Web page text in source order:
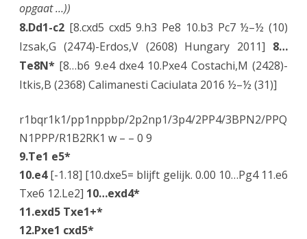
opgaat …))
8.Dd1-c2 [8.cxd5 cxd5 9.h3 Pe8 10.b3 Pc7 ½–½ (10)
Izsak,G (2474)-Erdos,V (2608) Hungary 2011] 8…
Te8N* [8…b6 9.e4 dxe4 10.Pxe4 Costachi,M (2428)-
Itkis,B (2368) Calimanesti Caciulata 2016 ½–½ (31)]
r1bqr1k1/pp1nppbp/2p2np1/3p4/2PP4/3BPN2/PPQ
N1PPP/R1B2RK1 w – – 0 9
9.Te1 e5*
10.e4[-1.18] [10.dxe5= blijft gelijk. 0.00 10…Pg4 11.e6
Txe6 12.Le2] 10…exd4*
11.exd5 Txe1+*
12.Pxe1 cxd5*